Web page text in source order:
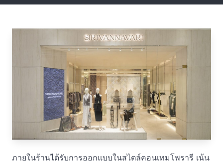
ภายในร้านได้รับการออกแบบในสไตล์คอนเทมโพรารี เน้น